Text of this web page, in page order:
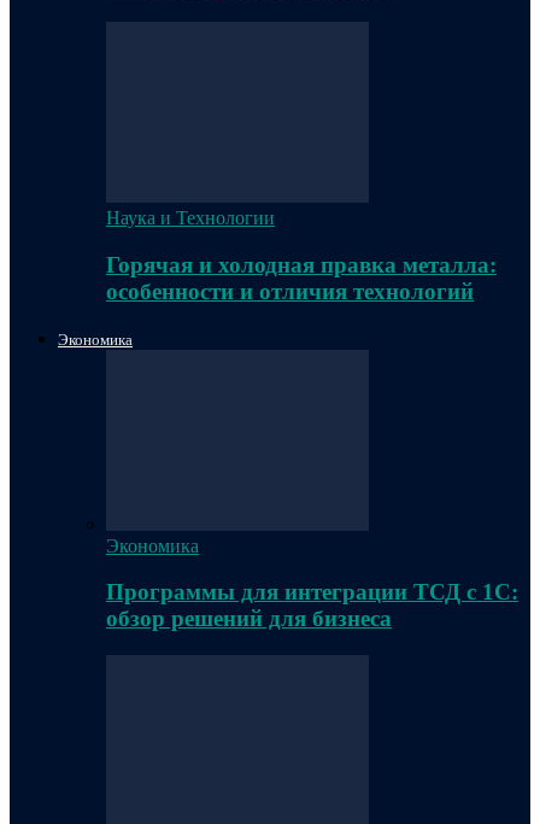
Наука и Технологии
Горячая и холодная правка металла:
особенности и отличия технологий
Экономика
Экономика
Программы для интеграции ТСД с 1С:
обзор решений для бизнеса